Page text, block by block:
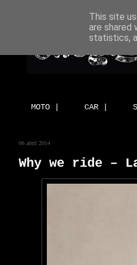
MOTO | CAR |
06 abril 2014
Why we ride –
This site
are shared
statistics,